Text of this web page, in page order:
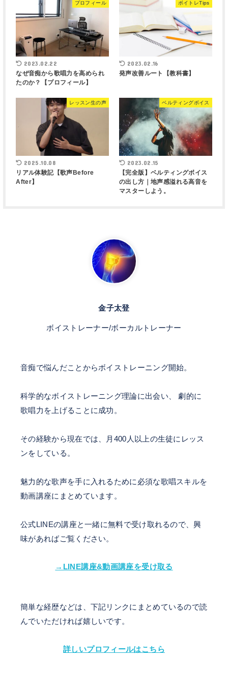
プロフィール
2023.02.22
なぜ音痴から歌唱力を高められ
たのか？【プロフィール】
ボイトレTips
2023.02.16
発声改善ルート【教科書】
レッスン生の声
2025.10.08
リアル体験記【歌声Before
After】
ベルティングボイス
2023.02.15
【完全版】ベルティングボイス
の出し方｜地声感溢れる高音を
マスターしよう。
金子太登
ボイストレーナー/ボーカルトレーナー
音痴で悩んだことからボイストレーニング開始。
科学的なボイストレーニング理論に出会い、 劇的に
歌唱力を上げることに成功。
その経験から現在では、月400人以上の生徒にレッス
ンをしている。
魅力的な歌声を手に入れるために必須な歌唱スキルを
動画講座にまとめています。
公式LINEの講座と一緒に無料で受け取れるので、興
味があればご覧ください。
→LINE講座&動画講座を受け取る
簡単な経歴などは、下記リンクにまとめているので読
んでいただければ嬉しいです。
詳しいプロフィールはこちら